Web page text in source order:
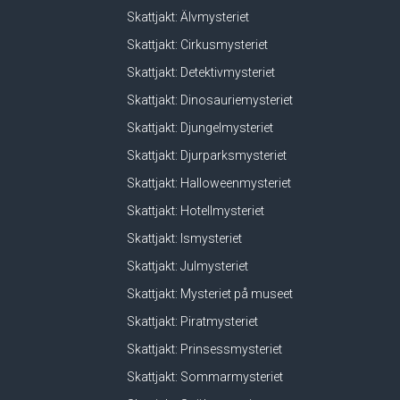
Skattjakt: Älvmysteriet
Skattjakt: Cirkusmysteriet
Skattjakt: Detektivmysteriet
Skattjakt: Dinosauriemysteriet
Skattjakt: Djungelmysteriet
Skattjakt: Djurparksmysteriet
Skattjakt: Halloweenmysteriet
Skattjakt: Hotellmysteriet
Skattjakt: Ismysteriet
Skattjakt: Julmysteriet
Skattjakt: Mysteriet på museet
Skattjakt: Piratmysteriet
Skattjakt: Prinsessmysteriet
Skattjakt: Sommarmysteriet